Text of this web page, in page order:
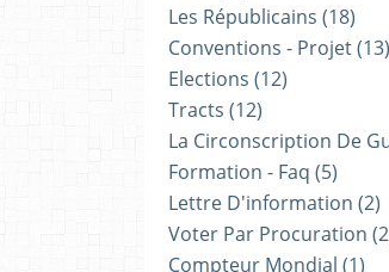
Les Républicains (18)
Conventions - Projet(13)
Elections (12)
Tracts (12)
La Circonscription De
Formation - Faq (5)
Lettre D'information (2)
Voter Par Procuration
Compteur Mondial (1)